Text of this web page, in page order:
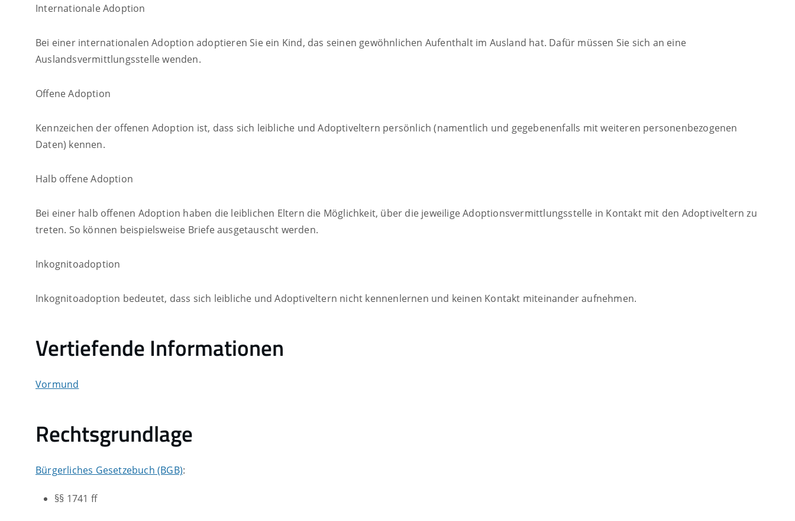
Internationale Adoption
Bei einer internationalen Adoption adoptieren Sie ein Kind, das seinen gewöhnlichen Aufenthalt im Ausland hat. Dafür müssen Sie sich an eine
Auslandsvermittlungsstelle wenden.
Offene Adoption
Kennzeichen der offenen Adoption ist, dass sich leibliche und Adoptiveltern persönlich (namentlich und gegebenenfalls mit weiteren personenbezogenen
Daten) kennen.
Halb offene Adoption
Bei einer halb offenen Adoption haben die leiblichen Eltern die Möglichkeit, über die jeweilige Adoptionsvermittlungsstelle in Kontakt mit den Adoptiveltern zu
treten. So können beispielsweise Briefe ausgetauscht werden.
Inkognitoadoption
Inkognitoadoption bedeutet, dass sich leibliche und Adoptiveltern nicht kennenlernen und keinen Kontakt miteinander aufnehmen.
Vertiefende Informationen
Vormund
Rechtsgrundlage
Bürgerliches Gesetzebuch (BGB):
§§ 1741 ff